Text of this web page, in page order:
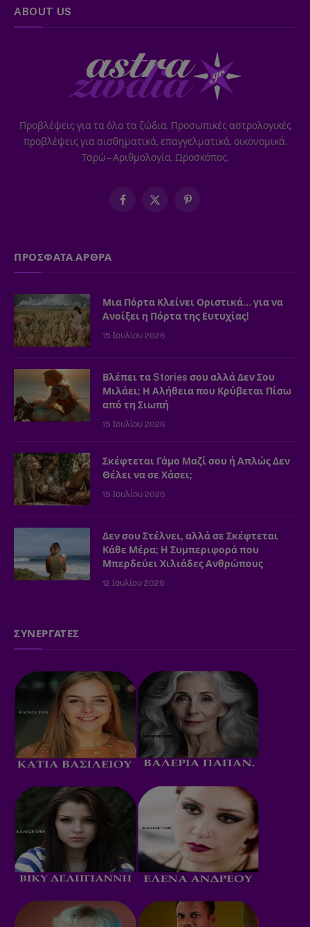
ABOUT US
Προβλέψεις για τα όλα τα ζώδια. Προσωπικές αστρολογικές
προβλέψεις για αισθηματικά, επαγγελματικά, οικονομικά.
Ταρώ – Αριθμολογία, Ωροσκόπος.
Facebook
X
Pinterest
ΠΡΟΣΦΑΤΑ ΑΡΘΡΑ
Μια Πόρτα Κλείνει Οριστικά… για να
Ανοίξει η Πόρτα της Ευτυχίας!
15 Ιουλίου 2026
Βλέπει τα Stories σου αλλά Δεν Σου
Μιλάει; Η Αλήθεια που Κρύβεται Πίσω
από τη Σιωπή
15 Ιουλίου 2026
Σκέφτεται Γάμο Μαζί σου ή Απλώς Δεν
Θέλει να σε Χάσει;
15 Ιουλίου 2026
Δεν σου Στέλνει, αλλά σε Σκέφτεται
Κάθε Μέρα; Η Συμπεριφορά που
Μπερδεύει Χιλιάδες Ανθρώπους
12 Ιουλίου 2026
ΣΥΝΕΡΓΑΤΕΣ